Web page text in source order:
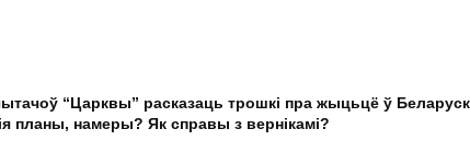
“Царквы” расказаць трошкі пра жыцьцё ў
планы, намеры? Як справы з вернікамі?